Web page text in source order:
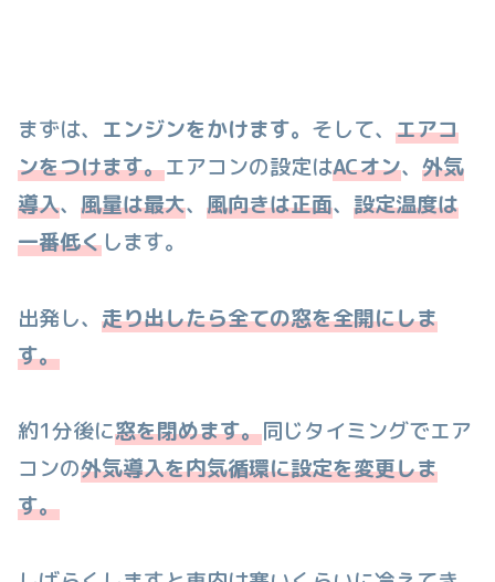
まずは、 エンジンをかけます。 そして、 エアコ
ンをつけます。エアコンの設定はACオン、 外気
導入、 風量は最大、 風向きは正面、 設定温度は
一番低くします。
出発し、 走り出したら全ての窓を全開にしま
す。
約1分後に窓を閉めます。同じタイミングでエア
コンの外気導入を内気循環に設定を変更しま
す。